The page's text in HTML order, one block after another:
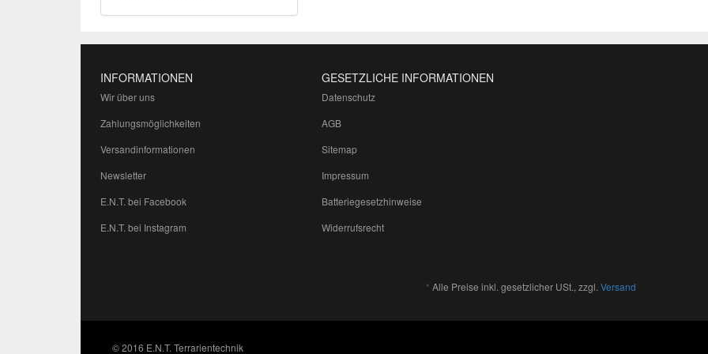
INFORMATIONEN
Wir über uns
Zahlungsmöglichkeiten
Versandinformationen
Newsletter
E.N.T. bei Facebook
E.N.T. bei Instagram
GESETZLICHE INFORMATIONEN
Datenschutz
AGB
Sitemap
Impressum
Batteriegesetzhinweise
Widerrufsrecht
* Alle Preise inkl. gesetzlicher USt., zzgl. Versand
© 2016 E.N.T. Terrarientechnik